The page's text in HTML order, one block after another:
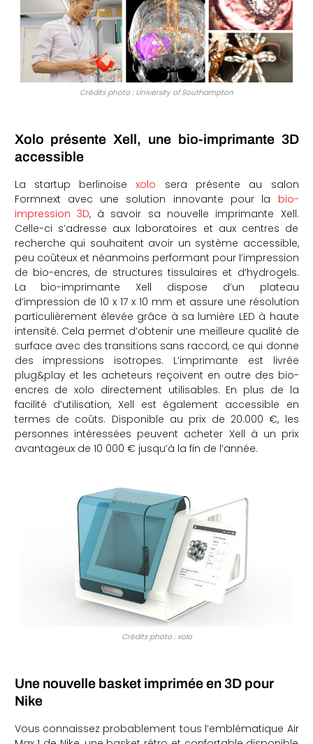
Crédits photo : University of Southampton
Xolo présente Xell, une bio-imprimante 3D
accessible
La startup berlinoisexolo sera présente au salon
Formnext avec une solution innovante pour la bio-
impression 3D, à savoir sa nouvelle imprimante Xell.
Celle-ci s’adresse aux laboratoires et aux centres de
recherche qui souhaitent avoir un système accessible,
peu coûteux et néanmoins performant pour l’impression
de bio-encres, de structures tissulaires et d’hydrogels.
La bio-imprimante Xell dispose d’un plateau
d’impression de 10 x 17 x 10 mm et assure une résolution
particulièrement élevée grâce à sa lumière LED à haute
intensité. Cela permet d’obtenir une meilleure qualité de
surface avec des transitions sans raccord, ce qui donne
des impressions isotropes. L’imprimante est livrée
plug&play et les acheteurs reçoivent en outre des bio-
encres de xolo directement utilisables. En plus de la
facilité d’utilisation, Xell est également accessible en
termes de coûts. Disponible au prix de 20.000 €, les
personnes intéressées peuvent acheter Xell à un prix
avantageux de 10 000 € jusqu’à la fin de l’année.
Crédits photo : xolo
Une nouvelle basket imprimée en 3D pour
Nike
Vous connaissez probablement tous l’emblématique Air